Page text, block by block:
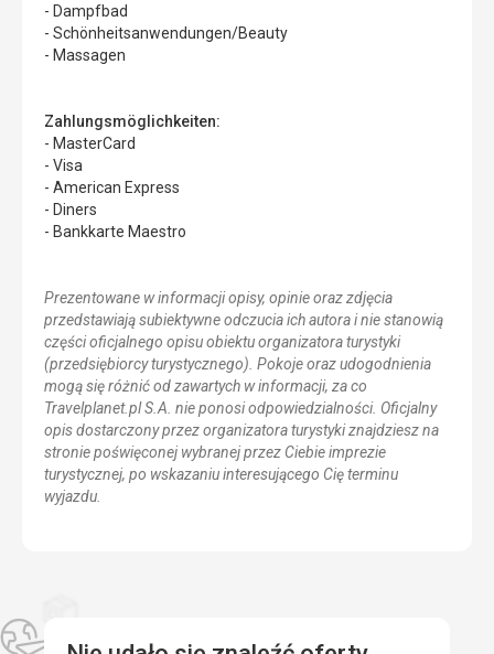
- Dampfbad
- Schönheitsanwendungen/Beauty
- Massagen
Zahlungsmöglichkeiten:
- MasterCard
- Visa
- American Express
- Diners
- Bankkarte Maestro
Prezentowane w informacji opisy, opinie oraz zdjęcia
przedstawiają subiektywne odczucia ich autora i nie stanowią
części oficjalnego opisu obiektu organizatora turystyki
(przedsiębiorcy turystycznego). Pokoje oraz udogodnienia
mogą się różnić od zawartych w informacji, za co
Travelplanet.pl S.A. nie ponosi odpowiedzialności. Oficjalny
opis dostarczony przez organizatora turystyki znajdziesz na
stronie poświęconej wybranej przez Ciebie imprezie
turystycznej, po wskazaniu interesującego Cię terminu
wyjazdu.